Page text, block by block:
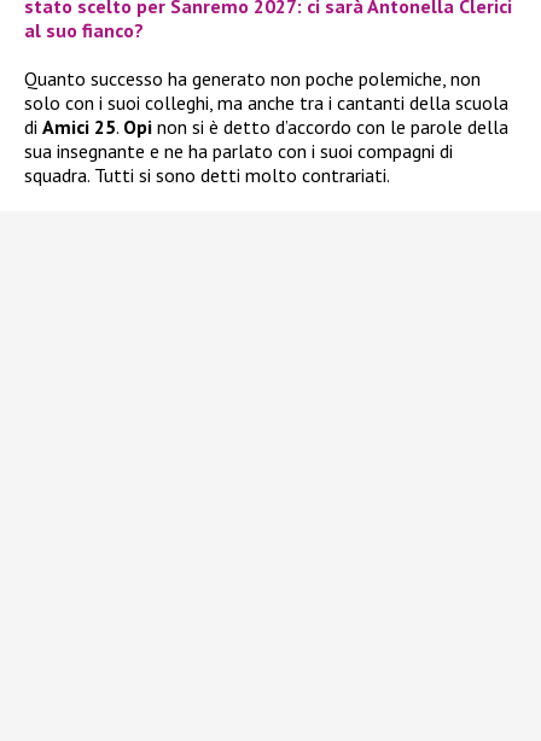
stato scelto per Sanremo 2027: ci sarà Antonella Clerici
al suo fianco?
Quanto successo ha generato non poche polemiche, non
solo con i suoi colleghi, ma anche tra i cantanti della scuola
di Amici 25. Opi non si è detto d’accordo con le parole della
sua insegnante e ne ha parlato con i suoi compagni di
squadra. Tutti si sono detti molto contrariati.